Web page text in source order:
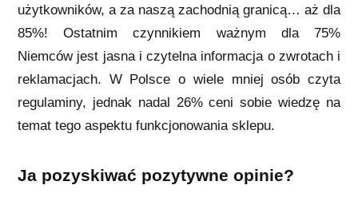
użytkowników, a za naszą zachodnią granicą… aż dla
85%! Ostatnim czynnikiem ważnym dla 75%
Niemców jest jasna i czytelna informacja o zwrotach i
reklamacjach. W Polsce o wiele mniej osób czyta
regulaminy, jednak nadal 26% ceni sobie wiedzę na
temat tego aspektu funkcjonowania sklepu.
Ja pozyskiwać pozytywne opinie?